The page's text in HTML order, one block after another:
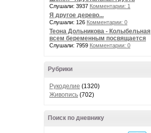
Слушали: 3937 Комментарии: 1
Я другое дерево...
Слушали: 126 Комментарии: 0
Теона Дольникова - Колыбельная
всем беременным посвящается
Слушали: 7959 Комментарии: 0
Рубрики
Рукоделие (1320)
Живопись (702)
Поиск по дневнику